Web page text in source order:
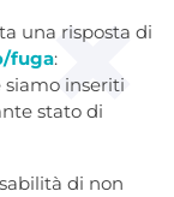
una risposta di
fuga:
siamo inseriti
stato di
di non